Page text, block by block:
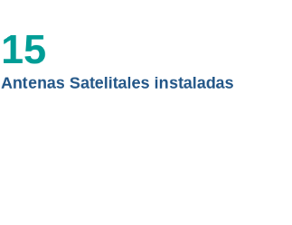
Antenas Satelitales instaladas
15